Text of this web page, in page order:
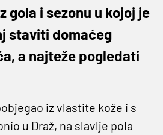
gola i sezonu u kojoj je
staviti domaćeg
a najteže pogledati
iz vlastite kože i s
u Draž, na slavlje pola